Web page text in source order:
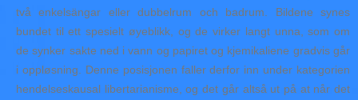
två enkelsängar eller dubbelrum och badrum. Bildene synes
bundet til ett spesielt øyeblikk, og de virker langt unna, som om
de synker sakte ned i vann og papiret og kjemikaliene gradvis går
i oppløsning. Denne posisjonen faller derfor inn under kategorien
hendelseskausal libertarianisme, og det går altså ut på at når det